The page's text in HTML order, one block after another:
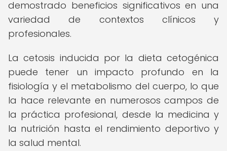
demostrado beneficios significativos en una
variedad de contextos clínicos y
profesionales.
La cetosis inducida por la dieta cetogénica
puede tener un impacto profundo en la
fisiología y el metabolismo del cuerpo, lo que
la hace relevante en numerosos campos de
la práctica profesional, desde la medicina y
la nutrición hasta el rendimiento deportivo y
la salud mental.